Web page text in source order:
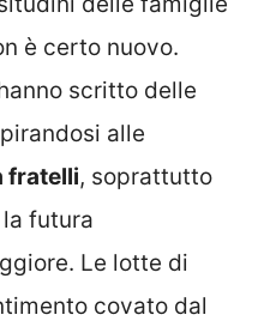
è certo nuovo.
scritto delle
alle
fratelli, soprattutto
futura
Le lotte di
covato dal